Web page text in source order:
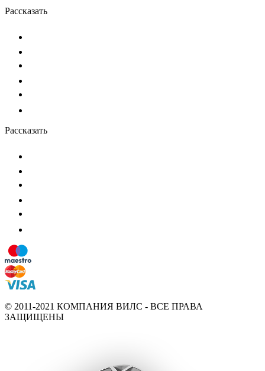
Рассказать
Рассказать
© 2011-2021 КОМПАНИЯ ВИЛС - ВСЕ ПРАВА
ЗАЩИЩЕНЫ